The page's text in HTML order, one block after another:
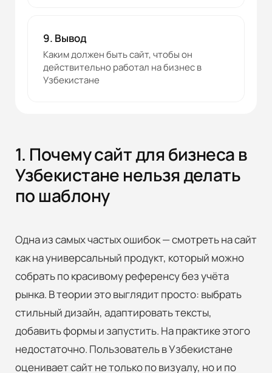
9. Вывод
Каким должен быть сайт, чтобы он
действительно работал на бизнес в
Узбекистане
1. Почему сайт для бизнеса в
Узбекистане нельзя делать
по шаблону
Одна из самых частых ошибок — смотреть на сайт
как на универсальный продукт, который можно
собрать по красивому референсу без учёта
рынка. В теории это выглядит просто: выбрать
стильный дизайн, адаптировать тексты,
добавить формы и запустить. На практике этого
недостаточно. Пользователь в Узбекистане
оценивает сайт не только по визуалу, но и по